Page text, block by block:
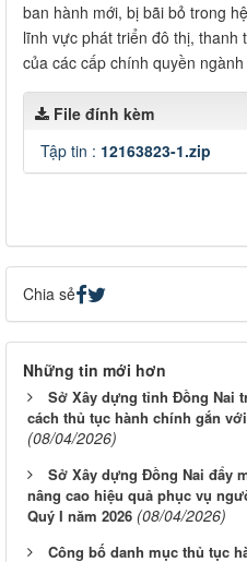
ban hành mới, bị bãi bỏ trong
lĩnh vực phát triển đô thị, thanh
của các cấp chính quyền
File đính kèm
Tập tin : 12163823-1.zip
Chia sẻ
Những tin mới hơn
Sở Xây dựng tỉnh Đồng Nai
cách thủ tục hành chính gắn
(08/04/2026)
Sở Xây dựng Đồng Nai đẩy
nâng cao hiệu quả phục vụ
Quý I năm 2026 (08/04/2026)
Công bố danh mục thủ tục